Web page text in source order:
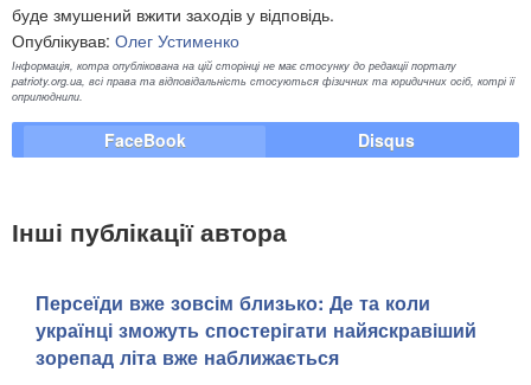
буде змушений вжити заходів у відповідь.
Опублікував: Олег Устименко
Інформація, котра опублікована на цій сторінці не має стосунку до редакції порталу
patrioty.org.ua, всі права та відповідальність стосуються фізичних та юридичних осіб, котрі її
оприлюднили.
FaceBook Disqus
Інші публікації автора
Персеїди вже зовсім близько: Де та коли
українці зможуть спостерігати найяскравіший
зорепад літа вже наближається